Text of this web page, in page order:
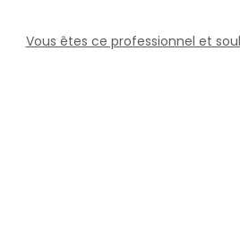
Vous êtes ce professionnel et